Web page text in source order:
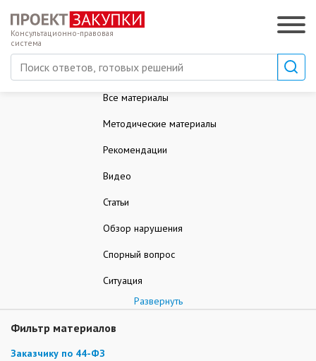
Консультационно-правовая
система
Все материалы
Методические материалы
Рекомендации
Видео
Статьи
Обзор нарушения
Спорный вопрос
Ситуация
Развернуть
Фильтр материалов
Заказчику по 44-ФЗ